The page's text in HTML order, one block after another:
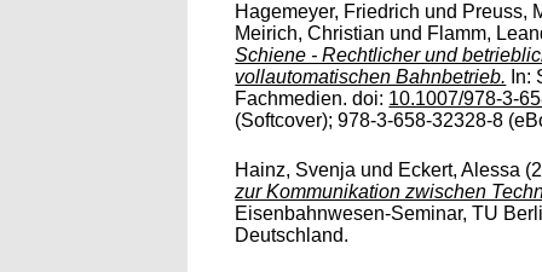
Hagemeyer, Friedrich und Preuss,
Meirich, Christian und Flamm,
Schiene - Rechtlicher und
vollautomatischen Bahnbetrieb. In:
Fachmedien. doi: 10.1007/978-3-
(Softcover); 978-3-658-32328-8
Hainz, Svenja und Eckert, Alessa
zur Kommunikation zwischen
Eisenbahnwesen-Seminar, TU
Deutschland.